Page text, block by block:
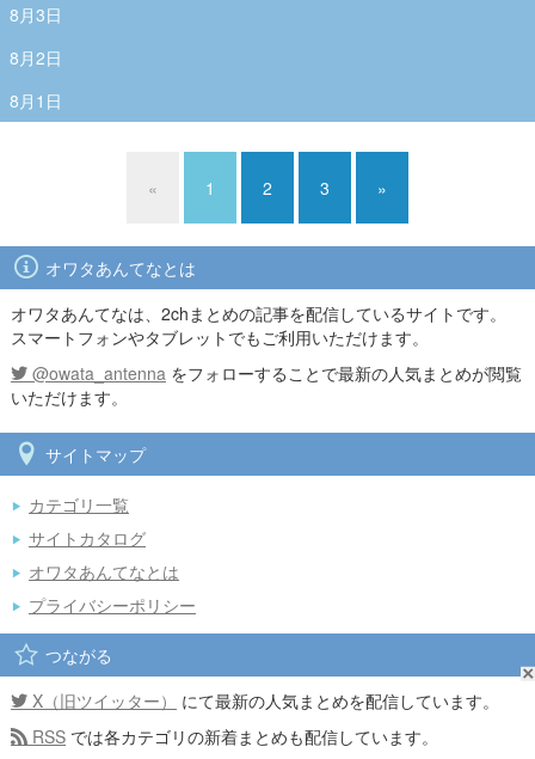
8月3日
8月2日
8月1日
« 1 2 3 »
オワタあんてなとは
オワタあんてなは、2chまとめの記事を配信しているサイトです。
スマートフォンやタブレットでもご利用いただけます。
@owata_antenna をフォローすることで最新の人気まとめが閲覧
いただけます。
サイトマップ
カテゴリ一覧
サイトカタログ
オワタあんてなとは
プライバシーポリシー
つながる
X（旧ツイッター）
にて最新の人気まとめを配信しています。
RSS では各カテゴリの新着まとめも配信しています。